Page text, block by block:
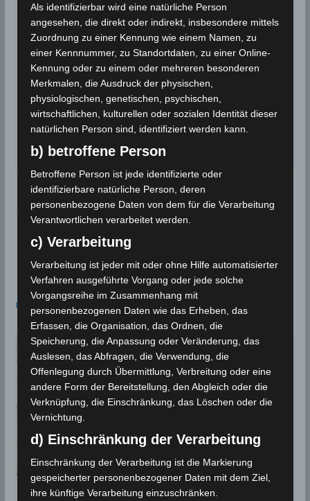
Für die Nutzung von Google Adsense (Google Ireland
Limited, Gordon House, Barrow Street, Dublin, D04 E5W5,
Ireland) benötigen wir laut DSGVO Ihre Zustimmung. Es
werden seitens Google Adsense personenbezogene
Daten erhoben, verarbeitet und gespeichert. Welche
Daten genau entnehmen Sie bitte den
Datenschutzbedingungen.
Google Adsenseist deaktiviert.
✓ Erlauben Datenschutzbedingungen
September 2021, wärmster aufgezeichneter Mona
t seit 1950 in Tunesien
1 Nov 2021: Erdbeben im Gouvernorat Tozeur [M
4.24]
Das könnte dir auch gefallen
Als identifizierbar wird eine natürliche Person
angesehen, die direkt oder indirekt, insbesondere mittels
Zuordnung zu einer Kennung wie einem Namen, zu
einer Kennnummer, zu Standortdaten, zu einer Online-
Kennung oder zu einem oder mehreren besonderen
Merkmalen, die Ausdruck der physischen,
physiologischen, genetischen, psychischen,
wirtschaftlichen, kulturellen oder sozialen Identität dieser
natürlichen Person sind, identifiziert werden kann.
b) betroffene Person
Betroffene Person ist jede identifizierte oder
identifizierbare natürliche Person, deren
personenbezogene Daten von dem für die Verarbeitung
Verantwortlichen verarbeitet werden.
c) Verarbeitung
Verarbeitung ist jeder mit oder ohne Hilfe automatisierter
Verfahren ausgeführte Vorgang oder jede solche
Vorgangsreihe im Zusammenhang mit
personenbezogenen Daten wie das Erheben, das
Erfassen, die Organisation, das Ordnen, die
Speicherung, die Anpassung oder Veränderung, das
Auslesen, das Abfragen, die Verwendung, die
Offenlegung durch Übermittlung, Verbreitung oder eine
andere Form der Bereitstellung, den Abgleich oder die
Verknüpfung, die Einschränkung, das Löschen oder die
Vernichtung.
d) Einschränkung der Verarbeitung
Einschränkung der Verarbeitung ist die Markierung
gespeicherter personenbezogener Daten mit dem Ziel,
ihre künftige Verarbeitung einzuschränken.